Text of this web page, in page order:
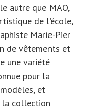
autre que MAO,
de l’école,
Marie-Pier
de vêtements et
une variété
pour la
et
la collection